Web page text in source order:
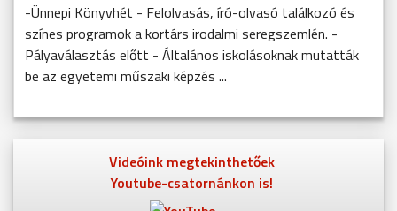
-Ünnepi Könyvhét - Felolvasás, író-olvasó találkozó és
színes programok a kortárs irodalmi seregszemlén. -
Pályaválasztás előtt - Általános iskolásoknak mutatták
be az egyetemi műszaki képzés ...
Videóink megtekinthetőek
Youtube-csatornánkon is!